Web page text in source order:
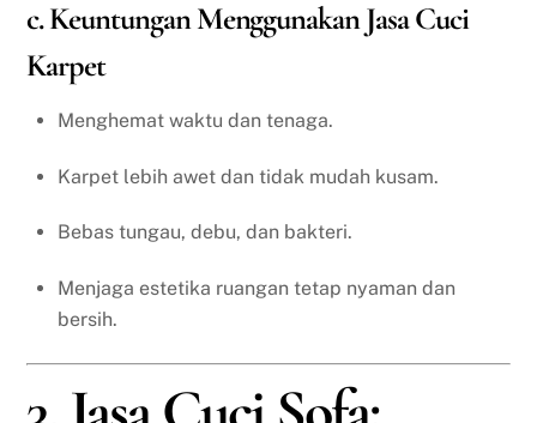
c. Keuntungan Menggunakan Jasa Cuci
Karpet
Menghemat waktu dan tenaga.
Karpet lebih awet dan tidak mudah kusam.
Bebas tungau, debu, dan bakteri.
Menjaga estetika ruangan tetap nyaman dan
bersih.